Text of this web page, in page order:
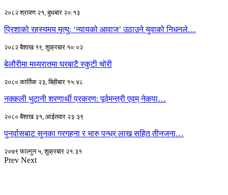
२०८२ श्रावण २१, बुधबार २०:१३
प्रिशाको रहस्यमय मृत्यु: ‘न्यायको आवाज’ उठाउने युवाको निधनले…
२०८२ बैशाख १९, शुक्रबार १०:०२
बेलौरीमा मध्यरातमा घरबाटै स्कुटी चोरी
२०८० कार्तिक २३, बिहीबार १५:४८
नक्कली भुटानी शरणार्थी प्रकरण: पूर्वमन्त्री एवम् नेकपा…
२०८० बैशाख ३१, आईतवार २३:३९
पुनर्वासबाट सुनका गरगहना र भारु पन्ध्र लाख सहित तीनजना…
२०७९ फाल्गुन ५, शुक्रबार २१:३१
Prev Next